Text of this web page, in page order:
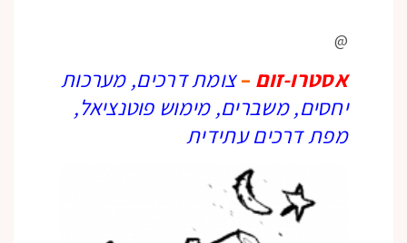
@
אסטרו-זום –צומת דרכים, מערכות
יחסים, משברים, מימוש פוטנציאל,
מפת דרכים עתידית